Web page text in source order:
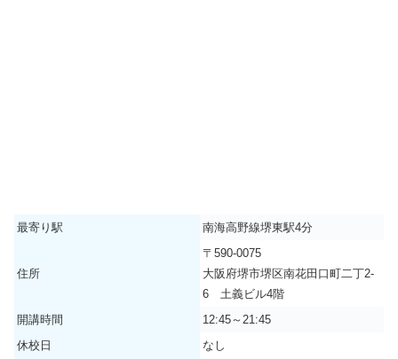
最寄り駅 南海高野線堺東駅4分
住所
〒590-0075
大阪府堺市堺区南花田口町二丁2-
6 土義ビル4階
開講時間
12:45～21:45
休校日
なし